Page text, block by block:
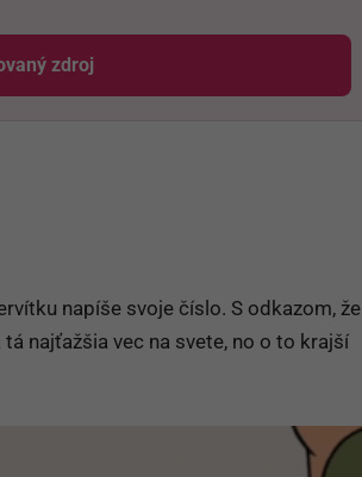
zdroj
odkaz sa otvorí v novom okne
napíše svoje číslo. S odkazom, že
najťažšia vec na svete, no o to krajší